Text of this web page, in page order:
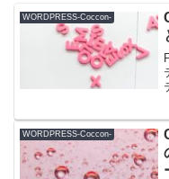
WORDPRESS-Coccon-
WORDPRESS-Coccon-